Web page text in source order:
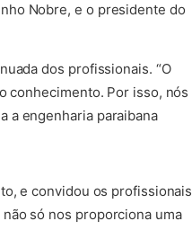
Nobre, e o presidente do
dos profissionais. “O
conhecimento. Por isso, nós
a engenharia paraibana
e convidou os profissionais
só nos proporciona uma